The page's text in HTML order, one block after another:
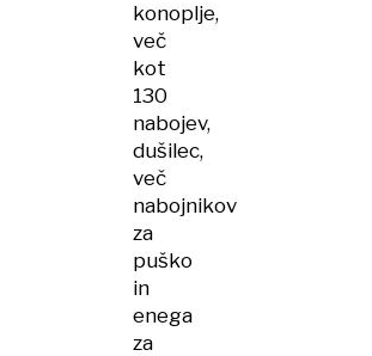
konoplje,
več
kot
130
nabojev,
dušilec,
več
nabojnikov
za
puško
in
enega
za